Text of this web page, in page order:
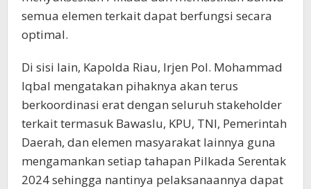
semua elemen terkait dapat berfungsi secara
optimal.
Di sisi lain, Kapolda Riau, Irjen Pol. Mohammad
Iqbal mengatakan pihaknya akan terus
berkoordinasi erat dengan seluruh stakeholder
terkait termasuk Bawaslu, KPU, TNI, Pemerintah
Daerah, dan elemen masyarakat lainnya guna
mengamankan setiap tahapan Pilkada Serentak
2024 sehingga nantinya pelaksanaannya dapat